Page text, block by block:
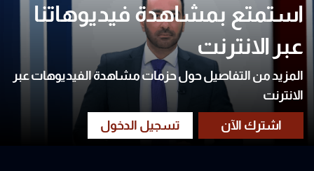
استمتع بمشاهدة فيديوهاتنا
عبر الانترنت
المزيد من التفاصيل حول حزمات مشاهدة الفيديوهات عبر
الانترنت